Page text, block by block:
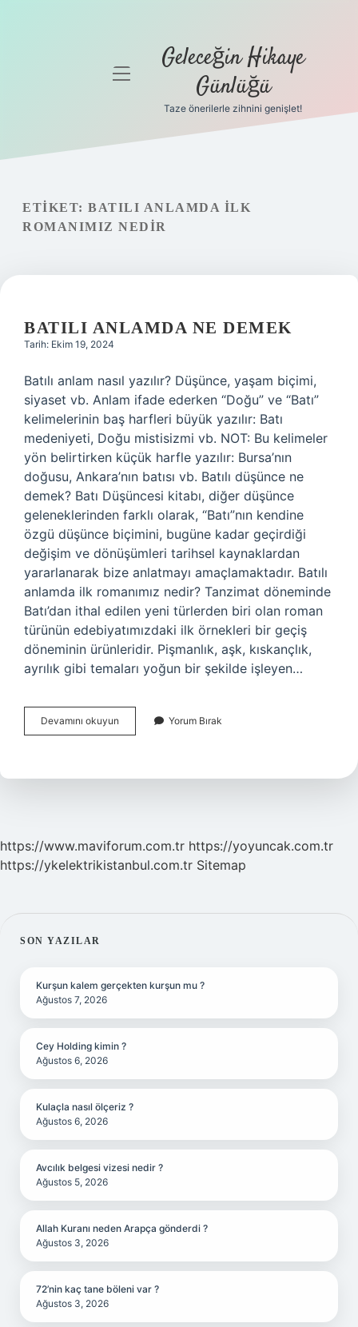
Gizlilik
Yasal Uyarı
menüyü Geleceğin Hikaye
Günlüğü
Taze önerilerle zihnini genişlet!
ETIKET: BATILI ANLAMDA ILK
ROMANIMIZ NEDIR
BATILI ANLAMDA NE DEMEK
Tarih: Ekim 19, 2024
Batılı anlam nasıl yazılır? Düşünce, yaşam biçimi,
siyaset vb. Anlam ifade ederken “Doğu” ve “Batı”
kelimelerinin baş harfleri büyük yazılır: Batı
medeniyeti, Doğu mistisizmi vb. NOT: Bu kelimeler
yön belirtirken küçük harfle yazılır: Bursa’nın
doğusu, Ankara’nın batısı vb. Batılı düşünce ne
demek? Batı Düşüncesi kitabı, diğer düşünce
geleneklerinden farklı olarak, “Batı”nın kendine
özgü düşünce biçimini, bugüne kadar geçirdiği
değişim ve dönüşümleri tarihsel kaynaklardan
yararlanarak bize anlatmayı amaçlamaktadır. Batılı
anlamda ilk romanımız nedir? Tanzimat döneminde
Batı’dan ithal edilen yeni türlerden biri olan roman
türünün edebiyatımızdaki ilk örnekleri bir geçiş
döneminin ürünleridir. Pişmanlık, aşk, kıskançlık,
ayrılık gibi temaları yoğun bir şekilde işleyen…
Devamını okuyun
Anlamda
Yorum Bırak
https://www.maviforum.com.tr https://yoyuncak.com.tr
https://ykelektrikistanbul.com.tr Sitemap
SIDEBAR
SON YAZILAR
Kurşun kalem gerçekten kurşun mu ?
Ağustos 7, 2026
Cey Holding kimin ?
Ağustos 6, 2026
Kulaçla nasıl ölçeriz ?
Ağustos 6, 2026
Avcılık belgesi vizesi nedir ?
Ağustos 5, 2026
Allah Kuranı neden Arapça gönderdi ?
Ağustos 3, 2026
72’nin kaç tane böleni var ?
Ağustos 3, 2026